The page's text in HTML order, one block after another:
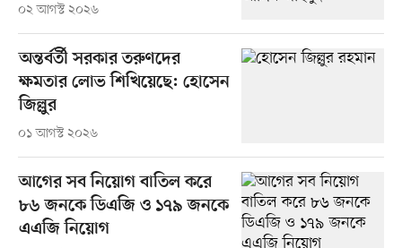
০২ আগস্ট ২০২৬
অন্তর্বর্তী সরকার তরুণদের
ক্ষমতার লোভ শিখিয়েছে: হোসেন
জিল্লুর
০১ আগস্ট ২০২৬
আগের সব নিয়োগ বাতিল করে
৮৬ জনকে ডিএজি ও ১৭৯ জনকে
এএজি নিয়োগ